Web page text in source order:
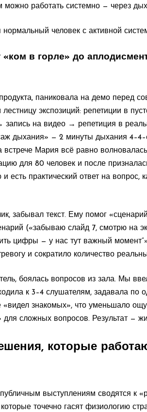
можно работать системно — через
человек с активной
в горле» до
паниковала на демо перед
экспозиций: репетиции в
запись на видео → репетиция в
дыхания» — 2 минуты дыхания
встрече Мария всё равно
для 80 человек и после
есть практический ответ на вопрос,
забывал текст. Ему помог
(«забываю слайд 7, смотрю на
цифры — у нас тут важный
и сократило количество
боялась вопросов из зала. Мы
к 3–4 слушателям, задавала по
«видел знакомых», что уменьшало
для сложных вопросов. Результат —
которые
выступлениям сводятся к
точечно гасят физиологию